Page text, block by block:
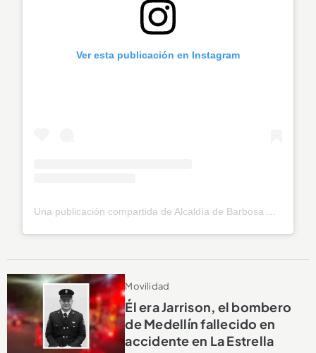
Ver esta publicación en Instagram
Una publicación compartida de Alcaldía de Barbosa Antioquia (@alcaldiadebarbosaantioquia)
Movilidad
Él era Jarrison, el bombero
de Medellín fallecido en
accidente en La Estrella